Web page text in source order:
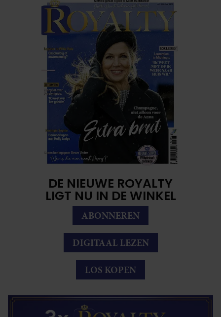
DE NIEUWE ROYALTY
LIGT NU IN DE WINKEL
ABONNEREN
DIGITAAL LEZEN
LOS KOPEN